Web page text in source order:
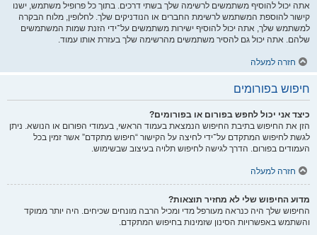
אתה יכול להוסיף משתמשים לרשימה שלך בשתי דרכים. בתוך כל פרופיל משתמש, ישנו
קישור להוספת המשתמש לרשימת החברים או הנודניקים שלך. לחלופין, מלוח הבקרה
למשתמש שלך, אתה יכול להוסיף ישירות משתמשים על־ידי הזנת שמות המשתמשים
שלהם. אתה יכול גם להסיר משתמשים מהרשימה שלך בעזרת אותו עמוד.
חזרה למעלה
חיפוש בפורומים
כיצד אני יכול לחפש בפורום או בפורומים?
הזן את החיפוש בתיבת החיפוש הנמצאת בעמוד הראשי, בעמודי הפורום או הנושא. ניתן
לגשת לחיפוש המתקדם על־ידי לחיצה על הקישור “חיפוש מתקדם” אשר זמין בכל
העמודים בפורום. הדרך לגישה לחיפוש תלויה בעיצוב שבשימוש.
חזרה למעלה
מדוע החיפוש שלי לא מחזיר תוצאות?
החיפוש שלך היה כנראה מעורפל מדי ומכיל הרבה מונחים שכיחים. היה יותר ממוקד
והשתמש באפשרויות הסינון שזמינות בחיפוש המתקדם.